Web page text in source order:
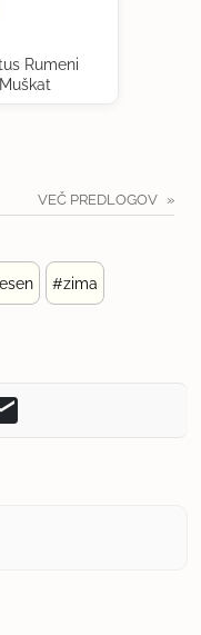
Rumeni
Muškat
VEČ PREDLOGOV
#zima